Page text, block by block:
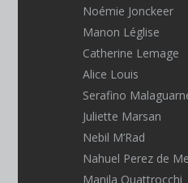
Noémie Jonckeer
Manon Léglise
Catherine Lemage
Alice Louis
Serafino
Juliette Marsan
Nebil M’Rad
Nahuel Perez de
Manila Quattrocchi